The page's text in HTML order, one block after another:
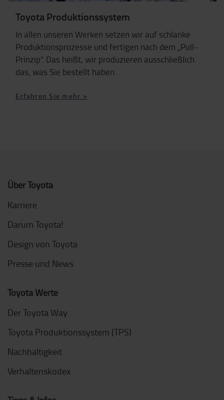
Toyota Produktionssystem
In allen unseren Werken setzen wir auf schlanke
Produktionsprozesse und fertigen nach dem „Pull-
Prinzip“. Das heißt, wir produzieren ausschließlich
das, was Sie bestellt haben.
Erfahren Sie mehr >
Über Toyota
Karriere
Darum Toyota!
Design von Toyota
Presse und News
Toyota Werte
Der Toyota Way
Toyota Produktionssystem (TPS)
Nachhaltigkeit
Verhaltenskodex